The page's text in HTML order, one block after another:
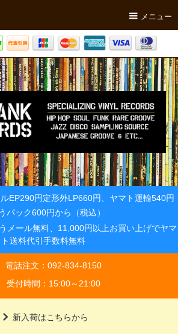
メニュー
EP290円定形外LP660円、ヤマト運輸540円
パック600円から（税込）
メール無料、11,000円以上お買い上げでヤマ
ト送料代引手数料無料
電話注文：092-834-8150
受付時間：15:00～21:00
新入荷はこちらから